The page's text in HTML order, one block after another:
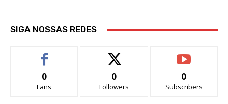
SIGA NOSSAS REDES
0
Fans
0
Followers
0
Subscribers